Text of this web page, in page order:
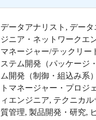
データアナリスト , データ
ジニア・ネットワークエ
マネージャー/テックリー
ステム開発（パッケージ
ム開発（制御・組込み系）
トマネージャー・プロジ
ィエンジニア, テクニカル
質管理, 製品開発・研究,